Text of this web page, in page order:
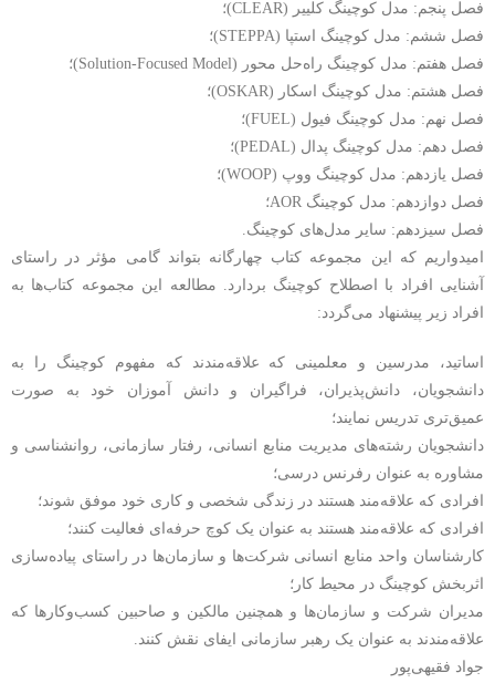
فصل پنجم: مدل کوچینگ کلییر (CLEAR)؛
فصل ششم: مدل کوچینگ استپا (STEPPA)؛
فصل هفتم: مدل کوچینگ راه‌حل محور (Solution-Focused Model)؛
فصل هشتم: مدل کوچینگ اسکار (OSKAR)؛
فصل نهم: مدل کوچینگ فیول (FUEL)؛
فصل دهم: مدل کوچینگ پدال (PEDAL)؛
فصل یازدهم: مدل کوچینگ ووپ (WOOP)؛
فصل دوازدهم: مدل کوچینگ AOR؛
فصل سیزدهم: سایر مدل‌های کوچینگ.
امیدواریم که این مجموعه کتاب چهارگانه بتواند گامی مؤثر در راستای
آشنایی افراد با اصطلاح کوچینگ بردارد. مطالعه این مجموعه کتاب‌ها به
افراد زیر پیشنهاد می‌گردد:
اساتید، مدرسین و معلمینی که علاقه‌مندند که مفهوم کوچینگ را به
دانشجویان، دانش‌پذیران، فراگیران و دانش آموزان خود به صورت
عمیق‌تری تدریس نمایند؛
دانشجویان رشته‌های مدیریت منابع انسانی، رفتار سازمانی، روانشناسی و
مشاوره به عنوان رفرنس درسی؛
افرادی که علاقه‌مند هستند در زندگی شخصی و کاری خود موفق شوند؛
افرادی که علاقه‌مند هستند به عنوان یک کوچ حرفه‌ای فعالیت کنند؛
کارشناسان واحد منابع انسانی شرکت‌ها و سازمان‌ها در راستای پیاده‌سازی
اثربخش کوچینگ در محیط کار؛
مدیران شرکت و سازمان‌ها و همچنین مالکین و صاحبین کسب‌وکارها که
علاقه‌مندند به عنوان یک رهبر سازمانی ایفای نقش کنند.
جواد فقیهی‌پور